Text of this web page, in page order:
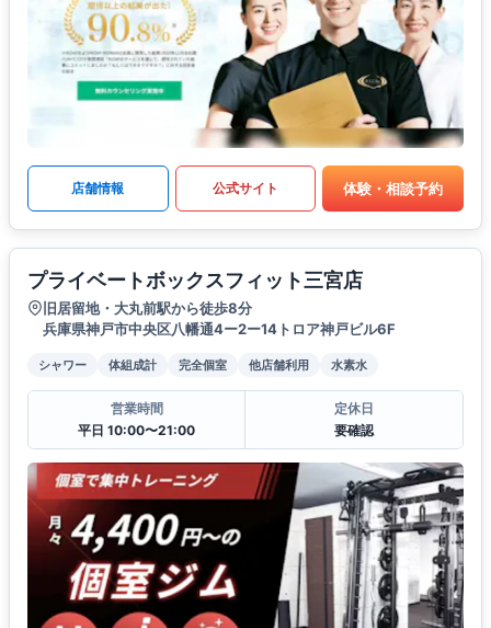
店舗情報 公式サイト 体験・相談予約
プライベートボックスフィット三宮店
旧居留地・大丸前駅から徒歩8分
兵庫県神戸市中央区八幡通4ー2ー14トロア神戸ビル6F
シャワー 体組成計 完全個室 他店舗利用 水素水
営業時間
平日 10:00〜21:00
定休日
要確認